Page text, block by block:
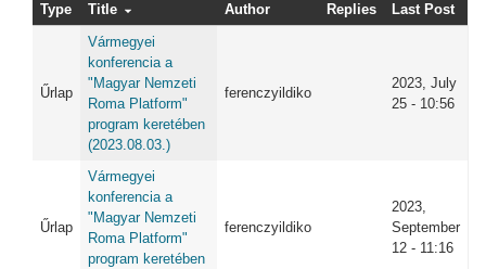
Type Title Author Replies Last Post
Űrlap
Vármegyei
konferencia a
"Magyar Nemzeti
Roma Platform"
program keretében
(2023.08.03.)
ferenczyildiko
2023, July
25 - 10:56
Űrlap
Vármegyei
konferencia a
"Magyar Nemzeti
Roma Platform"
program keretében
ferenczyildiko
2023,
September
12 - 11:16